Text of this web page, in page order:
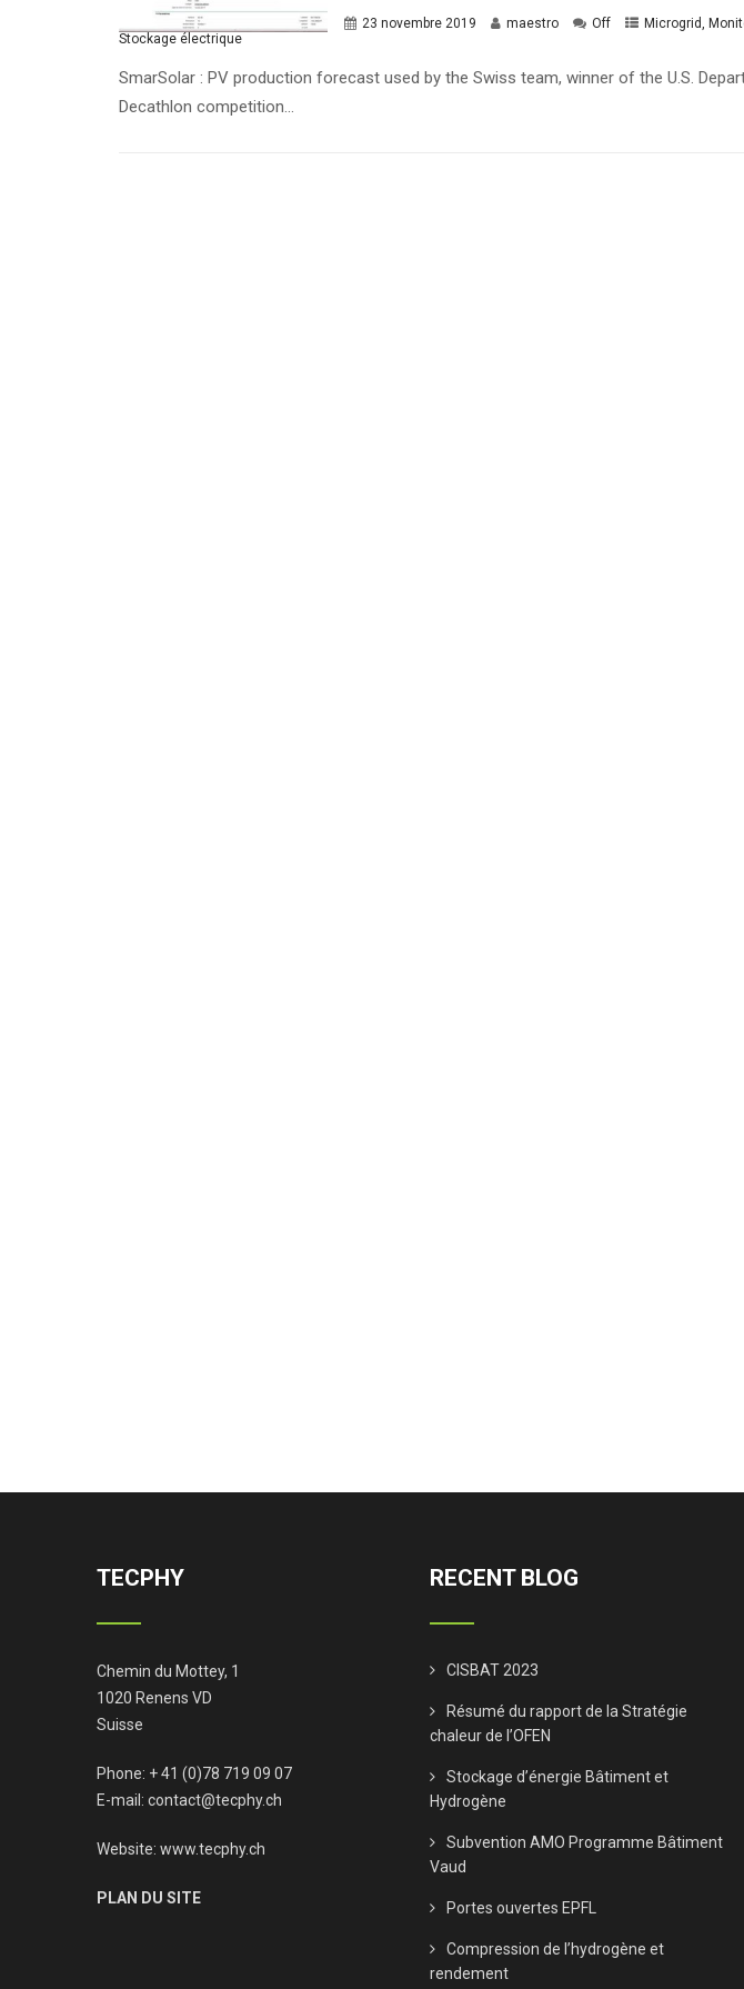
23 novembre 2019 maestro Off Microgrid ,
Stockage électrique
SmarSolar : PV production forecast used by the Swiss team, winner of the U.S.
Decathlon competition...
TECPHY
Chemin du Mottey, 1
1020 Renens VD
Suisse
Phone: + 41 (0)78 719 09 07
E-mail: contact@tecphy.ch
Website: www.tecphy.ch
PLAN DU SITE
RECENT BLOG
CISBAT 2023
Résumé du rapport de la Stratégie
chaleur de l’OFEN
Stockage d’énergie Bâtiment et
Hydrogène
Subvention AMO Programme Bâtiment
Vaud
Portes ouvertes EPFL
Compression de l’hydrogène et
rendement